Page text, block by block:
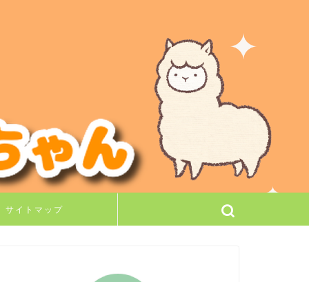
サイトマップ